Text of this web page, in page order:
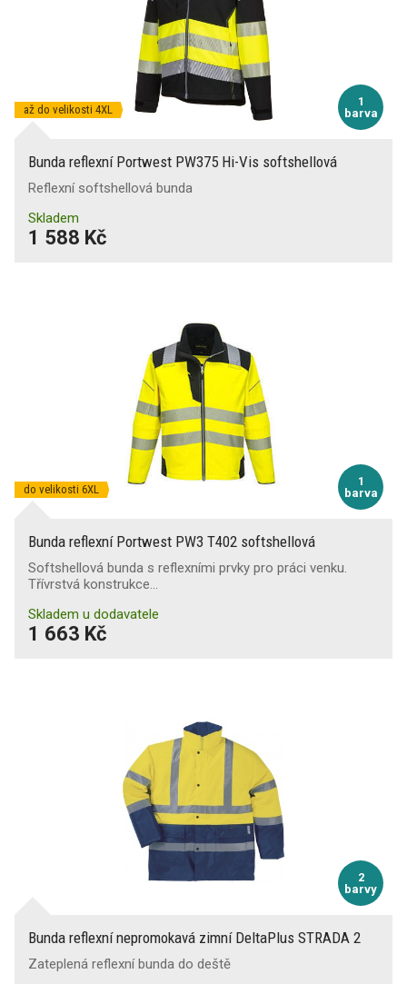
1
barva
až do velikosti 4XL
Bunda reflexní Portwest PW375 Hi-Vis softshellová
Reflexní softshellová bunda
Skladem
1 588 Kč
1
barva
do velikosti 6XL
Bunda reflexní Portwest PW3 T402 softshellová
Softshellová bunda s reflexními prvky pro práci venku.
Třívrstvá konstrukce…
Skladem u dodavatele
1 663 Kč
2
barvy
Bunda reflexní nepromokavá zimní DeltaPlus STRADA 2
Zateplená reflexní bunda do deště